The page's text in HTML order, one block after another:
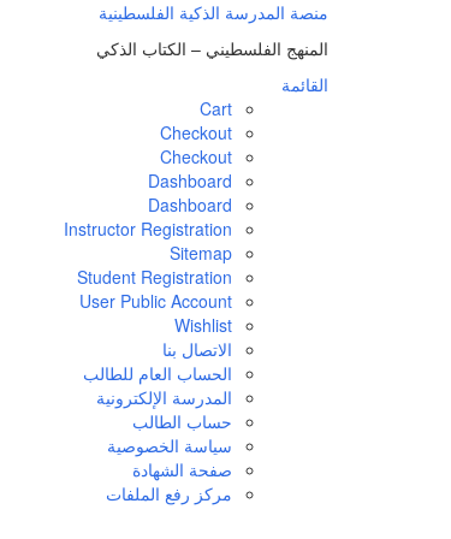
منصة المدرسة الذكية الفلسطينية
المنهج الفلسطيني – الكتاب الذكي
القائمة
Cart
Checkout
Checkout
Dashboard
Dashboard
Instructor Registration
Sitemap
Student Registration
User Public Account
Wishlist
الاتصال بنا
الحساب العام للطالب
المدرسة الإلكترونية
حساب الطالب
سياسة الخصوصية
صفحة الشهادة
مركز رفع الملفات